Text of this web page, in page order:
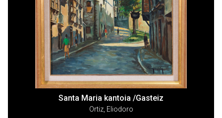
Santa Maria kantoia /Gasteiz
Ortiz, Eliodoro